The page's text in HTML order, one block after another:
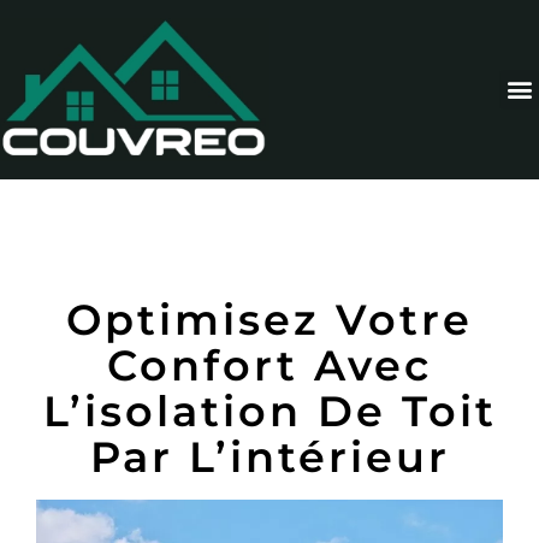
Optimisez Votre
Confort Avec
L’isolation De Toit
Par L’intérieur